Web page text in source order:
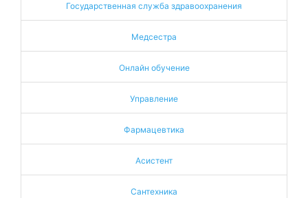
Государственная служба здравоохранения
Медсестра
Онлайн обучение
Управление
Фармацевтика
Асистент
Сантехника